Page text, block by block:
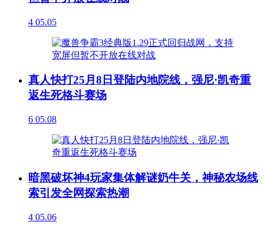
4 05.05
真人快打25月8日登陆内地院线，强尼·凯奇重
返生死格斗赛场
6 05.08
暗黑破坏神4玩家集体解谜奶牛关，神秘农场线
索引发全网探索热潮
4 05.06